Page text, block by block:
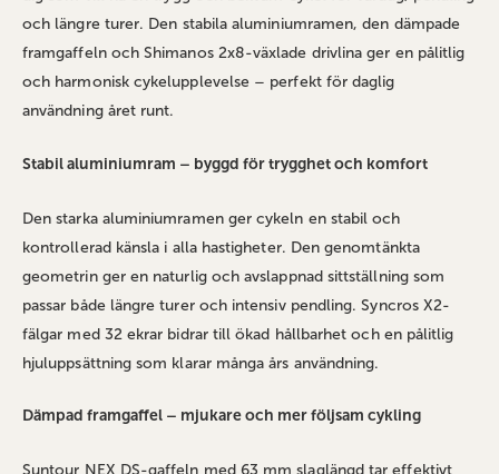
och längre turer. Den stabila aluminiumramen, den dämpade
framgaffeln och Shimanos 2x8-växlade drivlina ger en pålitlig
och harmonisk cykelupplevelse – perfekt för daglig
användning året runt.
Stabil aluminiumram – byggd för trygghet och komfort
Den starka aluminiumramen ger cykeln en stabil och
kontrollerad känsla i alla hastigheter. Den genomtänkta
geometrin ger en naturlig och avslappnad sittställning som
passar både längre turer och intensiv pendling. Syncros X2-
fälgar med 32 ekrar bidrar till ökad hållbarhet och en pålitlig
hjuluppsättning som klarar många års användning.
Dämpad framgaffel – mjukare och mer följsam cykling